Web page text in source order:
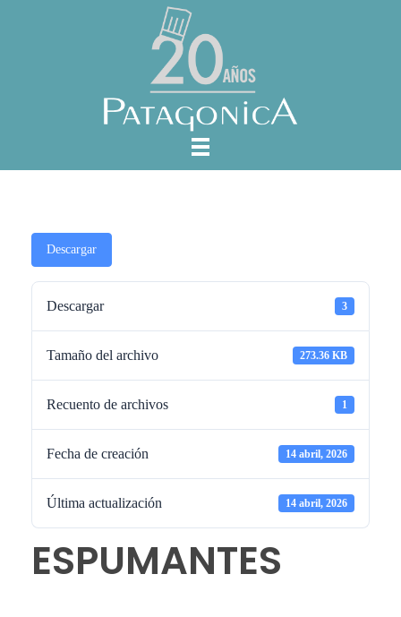
Descargar
Descargar 3
Tamaño del archivo 273.36 KB
Recuento de archivos 1
Fecha de creación 14 abril, 2026
Última actualización 14 abril, 2026
ESPUMANTES